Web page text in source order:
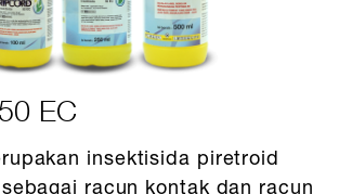
50 EC
insektisida piretroid
racun kontak dan racun